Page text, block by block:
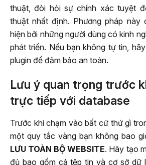
thuật, đòi hỏi sự chính xác tuyệt
thuật nhất định. Phương pháp này
hiện bởi những người dùng có kinh
phát triển. Nếu bạn không tự tin,
plugin để đảm bảo an toàn.
Lưu ý quan trọng trước
trực tiếp với database
Trước khi chạm vào bất cứ thứ gì
một quy tắc vàng bạn không bao
LƯU TOÀN BỘ WEBSITE. Hãy tạo
đủ bao gồm cả tệp tin và cơ sở dữ